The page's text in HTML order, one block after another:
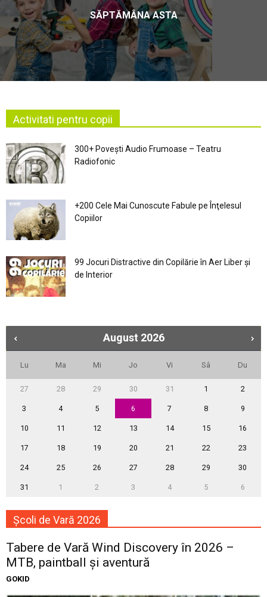
SĂPTĂMÂNA ASTA
Activitati pentru copii
300+ Povești Audio Frumoase – Teatru
Radiofonic
+200 Cele Mai Cunoscute Fabule pe Înţelesul
Copiilor
99 Jocuri Distractive din Copilărie în Aer Liber şi
de Interior
August 2026
Lu Ma Mi Jo Vi Sâ Du
27 28 29 30 31 1 2
3 4 5 6 7 8 9
10 11 12 13 14 15 16
17 18 19 20 21 22 23
24 25 26 27 28 29 30
31 1 2 3 4 5 6
Școli de Vară 2026
Tabere de Vară Wind Discovery în 2026 –
MTB, paintball și aventură
GOKID